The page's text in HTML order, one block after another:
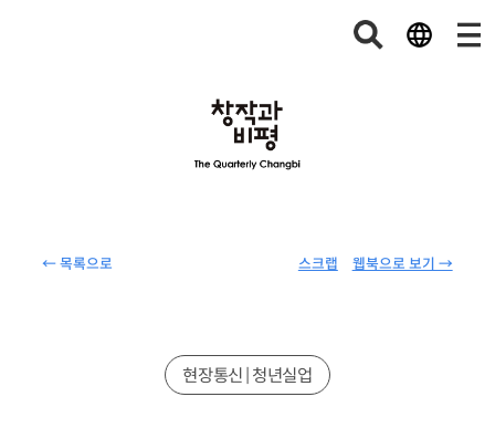
← 목록으로 웹북으로 보기 →
스크랩
현장통신 | 청년실업